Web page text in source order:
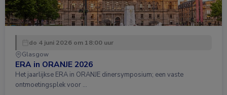
do 4 juni 2026 om 18:00 uur
Glasgow
ERA in ORANJE 2026
Het jaarlijkse ERA in ORANJE dinersymposium; een vaste
ontmoetingsplek voor …